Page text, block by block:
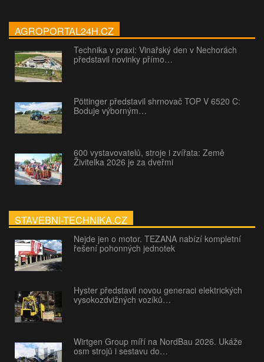
AGROPORTAL24H.CZ
Technika v praxi: Vinařský den v Nechorách
představil novinky přímo…
Pöttinger představil shrnovač TOP V 6520 C:
Boduje výborným…
600 vystavovatelů, stroje i zvířata: Země
Živitelka 2026 je za dveřmi
STAVEBNI-TECHNIKA.CZ
Nejde jen o motor. TEZANA nabízí kompletní
řešení pohonných jednotek
Hyster představil novou generaci elektrických
vysokozdvižných vozíků…
Wirtgen Group míří na NordBau 2026. Ukáže
osm strojů i sestavu do…